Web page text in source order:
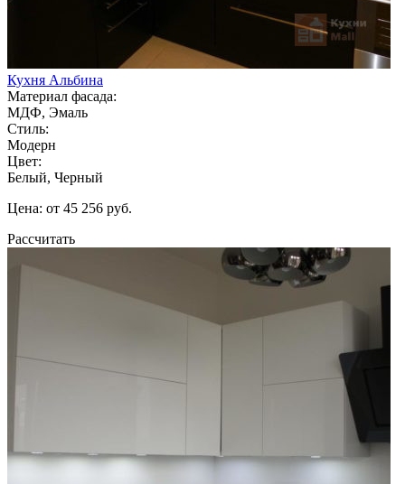
Кухня Альбина
Материал фасада:
МДФ, Эмаль
Стиль:
Модерн
Цвет:
Белый, Черный
Цена: от 45 256 руб.
Рассчитать